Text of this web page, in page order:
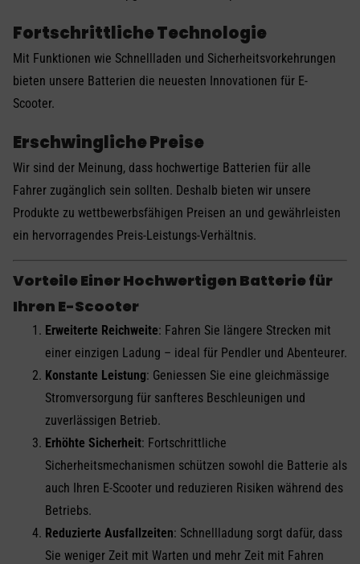
Fortschrittliche Technologie
Mit Funktionen wie Schnellladen und Sicherheitsvorkehrungen
bieten unsere Batterien die neuesten Innovationen für E-
Scooter.
Erschwingliche Preise
Wir sind der Meinung, dass hochwertige Batterien für alle
Fahrer zugänglich sein sollten. Deshalb bieten wir unsere
Produkte zu wettbewerbsfähigen Preisen an und gewährleisten
ein hervorragendes Preis-Leistungs-Verhältnis.
Vorteile Einer Hochwertigen Batterie für
Ihren E-Scooter
Erweiterte Reichweite: Fahren Sie längere Strecken mit
einer einzigen Ladung – ideal für Pendler und Abenteurer.
Konstante Leistung: Geniessen Sie eine gleichmässige
Stromversorgung für sanfteres Beschleunigen und
zuverlässigen Betrieb.
Erhöhte Sicherheit: Fortschrittliche
Sicherheitsmechanismen schützen sowohl die Batterie als
auch Ihren E-Scooter und reduzieren Risiken während des
Betriebs.
Reduzierte Ausfallzeiten: Schnellladung sorgt dafür, dass
Sie weniger Zeit mit Warten und mehr Zeit mit Fahren